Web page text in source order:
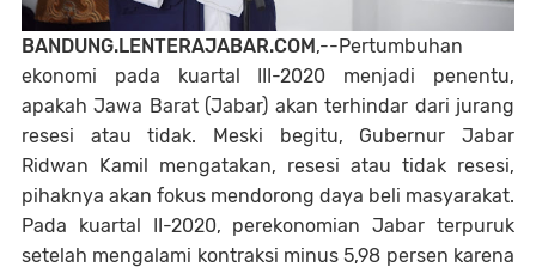
BANDUNG.LENTERAJABAR.COM ,--Pertumbuhan
ekonomi pada kuartal III-2020 menjadi penentu,
apakah Jawa Barat (Jabar) akan terhindar dari jurang
resesi atau tidak. Meski begitu, Gubernur Jabar
Ridwan Kamil mengatakan, resesi atau tidak resesi,
pihaknya akan fokus mendorong daya beli masyarakat.
Pada kuartal II-2020, perekonomian Jabar terpuruk
setelah mengalami kontraksi minus 5,98 persen karena